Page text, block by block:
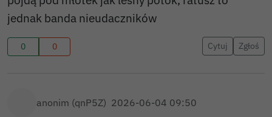
jednak banda nieudaczników
0 0 Cytuj Zgłoś
anonim (qnP5Z) 2026-06-04 09:50